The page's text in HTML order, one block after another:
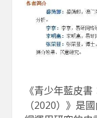
《青少年藍皮
（2020）》是